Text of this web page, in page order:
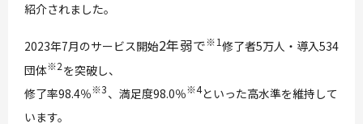
紹介されました。
2023年7月のサービス開始2年弱で※1修了者5万人・導入534
団体※2を突破し、
修了率98.4％※3、満足度98.0％※4といった高水準を維持して
います。